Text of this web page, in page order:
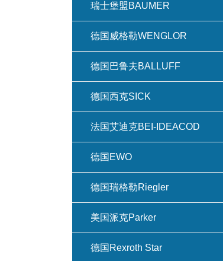
瑞士堡盟BAUMER
德国威格勒WENGLOR
德国巴鲁夫BALLUFF
德国西克SICK
法国艾迪克BEI-IDEACOD
德国EWO
德国瑞格勒Riegler
美国派克Parker
德国Rexroth Star